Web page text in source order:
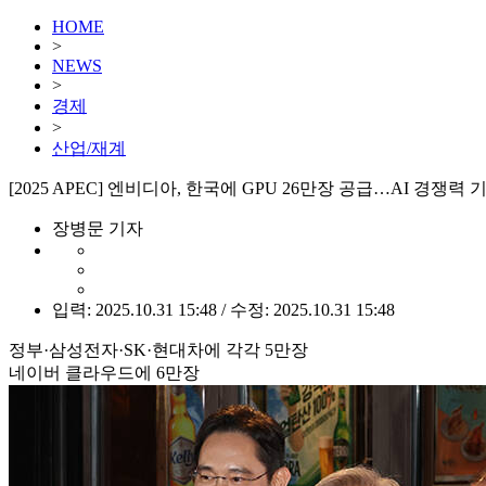
HOME
>
NEWS
>
경제
>
산업/재계
[2025 APEC] 엔비디아, 한국에 GPU 26만장 공급…AI 경쟁력
장병문 기자
입력: 2025.10.31 15:48 / 수정: 2025.10.31 15:48
정부·삼성전자·SK·현대차에 각각 5만장
네이버 클라우드에 6만장